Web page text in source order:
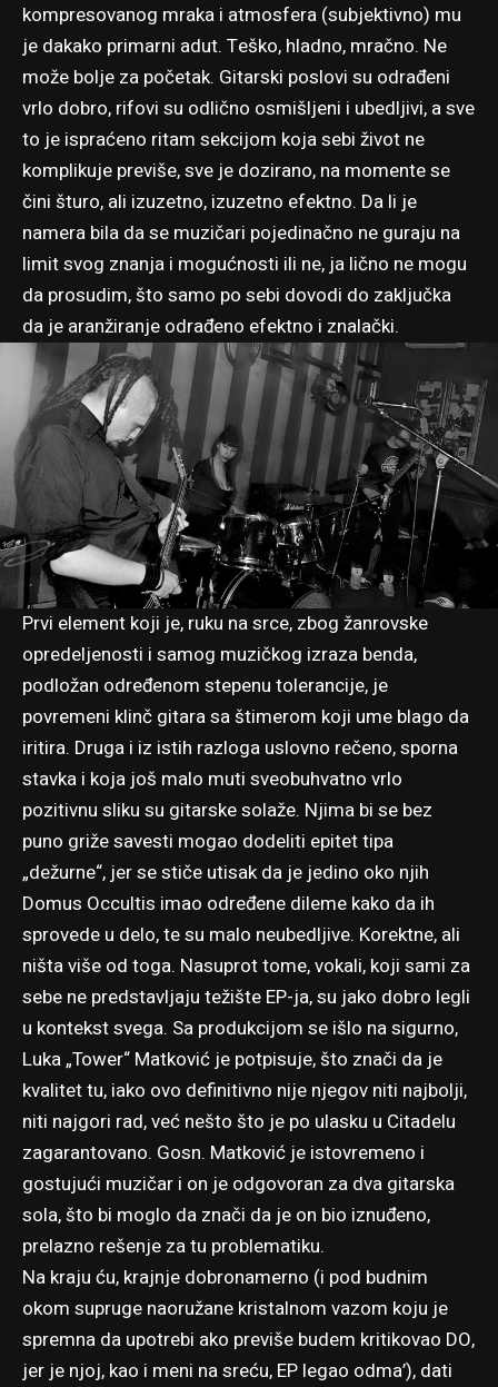
kompresovanog mraka i atmosfera (subjektivno) mu
je dakako primarni adut. Teško, hladno, mračno. Ne
može bolje za početak. Gitarski poslovi su odrađeni
vrlo dobro, rifovi su odlično osmišljeni i ubedljivi, a sve
to je ispraćeno ritam sekcijom koja sebi život ne
komplikuje previše, sve je dozirano, na momente se
čini šturo, ali izuzetno, izuzetno efektno. Da li je
namera bila da se muzičari pojedinačno ne guraju na
limit svog znanja i mogućnosti ili ne, ja lično ne mogu
da prosudim, što samo po sebi dovodi do zaključka
da je aranžiranje odrađeno efektno i znalački.
Prvi element koji je, ruku na srce, zbog žanrovske
opredeljenosti i samog muzičkog izraza benda,
podložan određenom stepenu tolerancije, je
povremeni klinč gitara sa štimerom koji ume blago da
iritira. Druga i iz istih razloga uslovno rečeno, sporna
stavka i koja još malo muti sveobuhvatno vrlo
pozitivnu sliku su gitarske solaže. Njima bi se bez
puno griže savesti mogao dodeliti epitet tipa
„dežurne“, jer se stiče utisak da je jedino oko njih
Domus Occultis imao određene dileme kako da ih
sprovede u delo, te su malo neubedljive. Korektne, ali
ništa više od toga. Nasuprot tome, vokali, koji sami za
sebe ne predstavljaju težište EP-ja, su jako dobro legli
u kontekst svega. Sa produkcijom se išlo na sigurno,
Luka „Tower“ Matković je potpisuje, što znači da je
kvalitet tu, iako ovo definitivno nije njegov niti najbolji,
niti najgori rad, već nešto što je po ulasku u Citadelu
zagarantovano. Gosn. Matković je istovremeno i
gostujući muzičar i on je odgovoran za dva gitarska
sola, što bi moglo da znači da je on bio iznuđeno,
prelazno rešenje za tu problematiku.
Na kraju ću, krajnje dobronamerno (i pod budnim
okom supruge naoružane kristalnom vazom koju je
spremna da upotrebi ako previše budem kritikovao DO,
jer je njoj, kao i meni na sreću, EP legao odma’), dati